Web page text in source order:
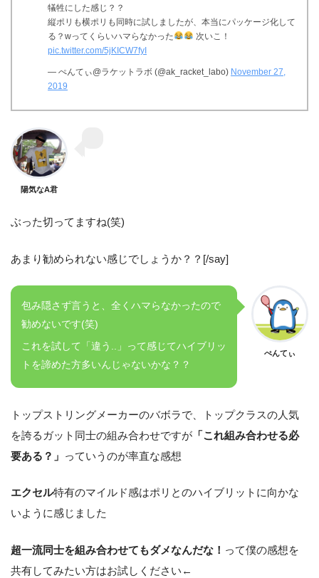
犠牲にした感じ？？
縦ポリも横ポリも同時に試しましたが、本当にパッケージ化して
る？wってくらいハマらなかった
次いこ！
pic.twitter.com/5jKICW7fyI
— ぺんてぃ@ラケットラボ (@ak_racket_labo) November 27,
2019
陽気なA君
ぶった切ってますね(笑)
あまり勧められない感じでしょうか？？[/say]
包み隠さず言うと、全くハマらなかったので
勧めないです(笑)
これを試して「違う..」って感じてハイブリッ
トを諦めた方多いんじゃないかな？？
ぺんてぃ
トップストリングメーカーのバボラで、トップクラスの人気
を誇るガット同士の組み合わせですが 「これ組み合わせる必
要ある？」 っていうのが率直な感想
エクセル特有のマイルド感はポリとのハイブリットに向かな
いように感じました
超一流同士を組み合わせてもダメなんだな！ って僕の感想を
共有してみたい方はお試しください←